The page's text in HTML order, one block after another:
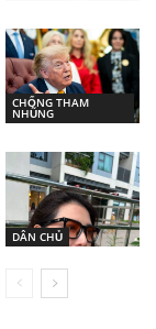
CHỐNG THAM
NHŨNG
DÂN CHỦ